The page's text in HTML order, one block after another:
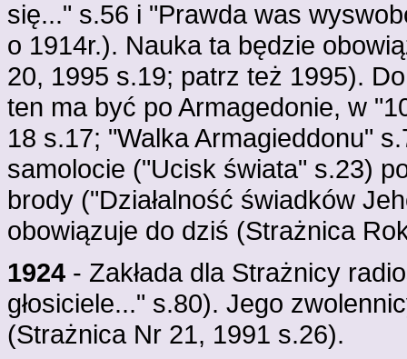
się..." s.56 i "Prawda was
o 1914r.). Nauka ta będzie
20, 1995 s.19; patrz też 1995).
ten ma być po Armagedonie, w
18 s.17; "Walka Armagieddonu"
samolocie ("Ucisk świata" s.23)
brody ("Działalność świadków
obowiązuje do dziś (Strażnica
1924 - Zakłada dla Strażnicy
głosiciele..." s.80). Jego
(Strażnica Nr 21, 1991 s.26).